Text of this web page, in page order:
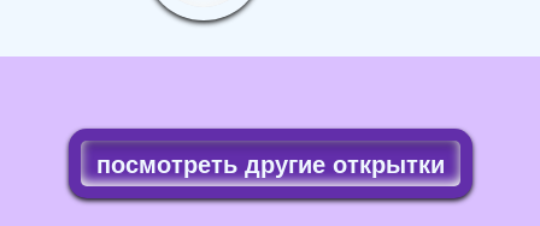
посмотреть другие открытки